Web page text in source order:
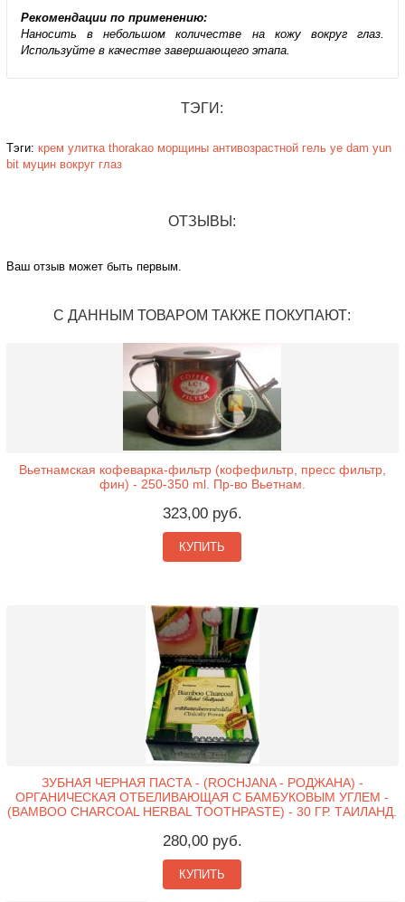
Рекомендации по применению:
Наносить в небольшом количестве на кожу вокруг глаз.
Используйте в качестве завершающего этапа.
ТЭГИ:
Тэги: крем улитка thorakao морщины антивозрастной гель ye dam yun
bit муцин вокруг глаз
ОТЗЫВЫ:
Ваш отзыв может быть первым.
С ДАННЫМ ТОВАРОМ ТАКЖЕ ПОКУПАЮТ:
Вьетнамская кофеварка-фильтр (кофефильтр, пресс фильтр,
фин) - 250-350 ml. Пр-во Вьетнам.
323,00 руб.
КУПИТЬ
ЗУБНАЯ ЧЕРНАЯ ПАСТА - (ROCHJANA - РОДЖАНА) -
ОРГАНИЧЕСКАЯ ОТБЕЛИВАЮЩАЯ С БАМБУКОВЫМ УГЛЕМ -
(BAMBOO CHARCOAL HERBAL TOOTHPASTE) - 30 ГР. ТАИЛАНД.
280,00 руб.
КУПИТЬ